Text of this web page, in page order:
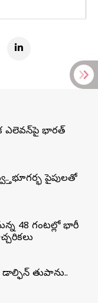
ఎలెవన్‌పై భారత్‌
భూగర్భ పైపులతో
48 గంటల్లో భారీ
డాల్ఫిన్‌ తుపాను..